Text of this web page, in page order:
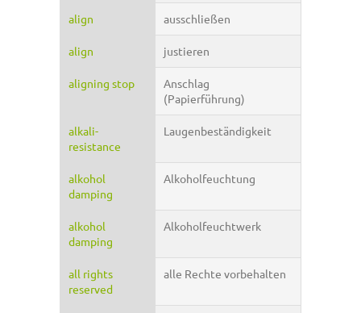
align ausschließen
align justieren
aligning stop
Anschlag
(Papierführung)
alkali-
resistance
Laugenbeständigkeit
alkohol
damping
Alkoholfeuchtung
alkohol
damping
Alkoholfeuchtwerk
all rights
reserved
alle Rechte vorbehalten